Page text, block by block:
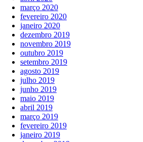
março 2020
fevereiro 2020
janeiro 2020
dezembro 2019
novembro 2019
outubro 2019
setembro 2019
agosto 2019
julho 2019
junho 2019
maio 2019
abril 2019
março 2019
fevereiro 2019
janeiro 2019